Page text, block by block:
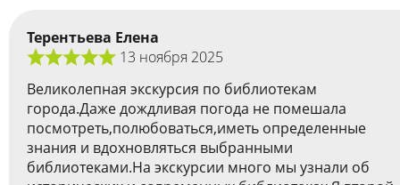
Терентьева Елена
13 ноября 2025
Великолепная экскурсия по библиотекам
города.Даже дождливая погода не помешала
посмотреть,полюбоваться,иметь определенные
знания и вдохновляться выбранными
библиотеками.На экскурсии много мы узнали об